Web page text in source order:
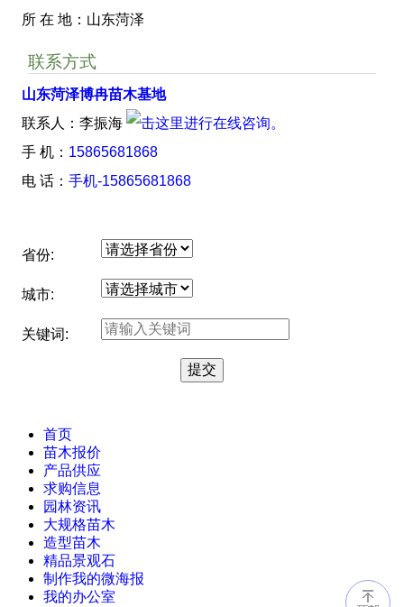
所 在 地：山东菏泽
联系方式
山东菏泽博冉苗木基地
联系人：李振海
手 机： 15865681868
电 话： 手机-15865681868
省份:
城市:
关键词:
首页
苗木报价
产品供应
求购信息
园林资讯
大规格苗木
造型苗木
精品景观石
制作我的微海报
我的办公室